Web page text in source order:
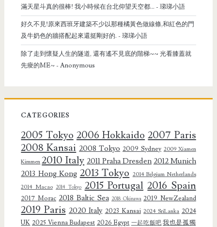
滿天星斗真的很棒! 我小時候在台北仰望天空都... - 珶珶小語
好久不見!原來西班牙建築不少以那種橘黃色做線條,和紅色的門
及牛奶色的牆搭配起來還挺剛好的. - 珶珶小語
除了走到懷疑人生的隧道, 還有遙不見底的階梯~~ 光看膝蓋就
先痠的ME~ - Anonymous
CATEGORIES
2005 Tokyo 2006 Hokkaido 2007 Paris
2008 Kansai 2008 Tokyo 2009 Sydney 2009 Xiamen
Kimmen 2010 Italy 2011 Praha Dresden 2012 Munich
2013 Hong Kong 2013 Tokyo 2014 Belgium Netherlands
2014 Macao 2014 Tokyo 2015 Portugal 2016 Spain
2017 Morac 2018 Baltic Sea 2018 Okinawa 2019 NewZealand
2019 Paris 2020 Italy 2023 Kansai 2024 SriLanka 2024
UK 2025 Vienna Budapest 2026 Egypt 一起吃飯吧 我也是孤獨